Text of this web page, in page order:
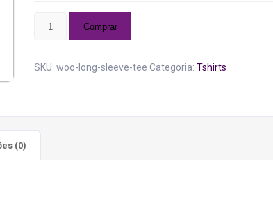
quantidade
Comprar
SKU:woo-long-sleeve-tee Categoria:Tshirts
(0)